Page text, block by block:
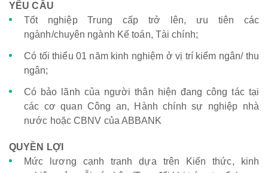
YÊU CẦU
Tốt nghiệp Trung cấp trở lên, ưu tiên các
ngành/chuyên ngành Kế toán, Tài chính;
Có tối thiểu 01 năm kinh nghiệm ở vị trí kiểm ngân/ thu
ngân;
Có bảo lãnh của người thân hiện đang công tác tại
các cơ quan Công an, Hành chính sự nghiệp nhà
nước hoặc CBNV của ABBANK
QUYỀN LỢI
Mức lương cạnh tranh dựa trên Kiến thức, kinh